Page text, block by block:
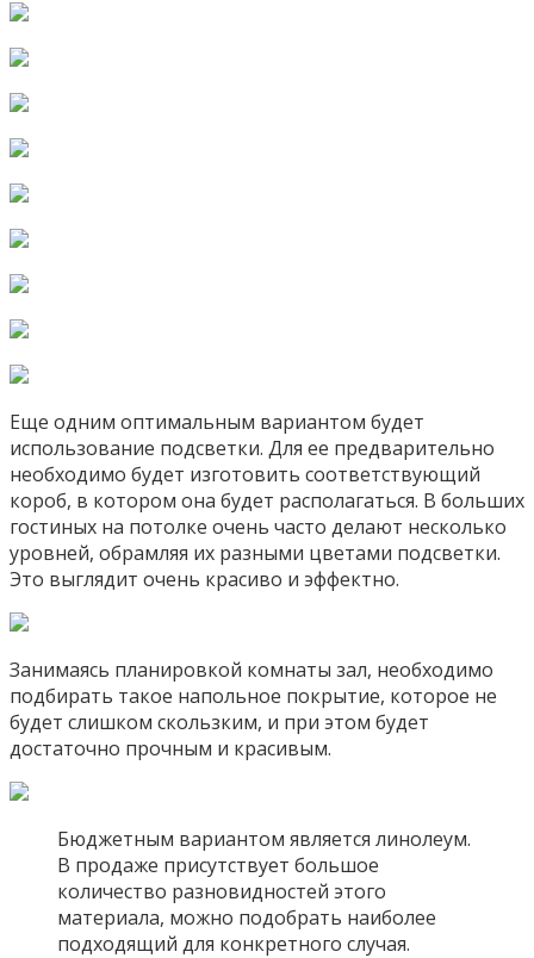
Еще одним оптимальным вариантом будет
использование подсветки. Для ее предварительно
необходимо будет изготовить соответствующий
короб, в котором она будет располагаться. В больших
гостиных на потолке очень часто делают несколько
уровней, обрамляя их разными цветами подсветки.
Это выглядит очень красиво и эффектно.
Занимаясь планировкой комнаты зал, необходимо
подбирать такое напольное покрытие, которое не
будет слишком скользким, и при этом будет
достаточно прочным и красивым.
Бюджетным вариантом является линолеум.
В продаже присутствует большое
количество разновидностей этого
материала, можно подобрать наиболее
подходящий для конкретного случая.